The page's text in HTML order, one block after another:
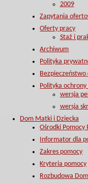
2009
Zapytania
Oferty pracy
Staż i
Archiwum
Polityka
Bezpieczeństwo
Polityka ochrony
wersja
wersja
Dom Matki i Dziecka
Ośrodki
Informator dla
Zakres pomocy
Kryteria pomocy
Rozbudowa